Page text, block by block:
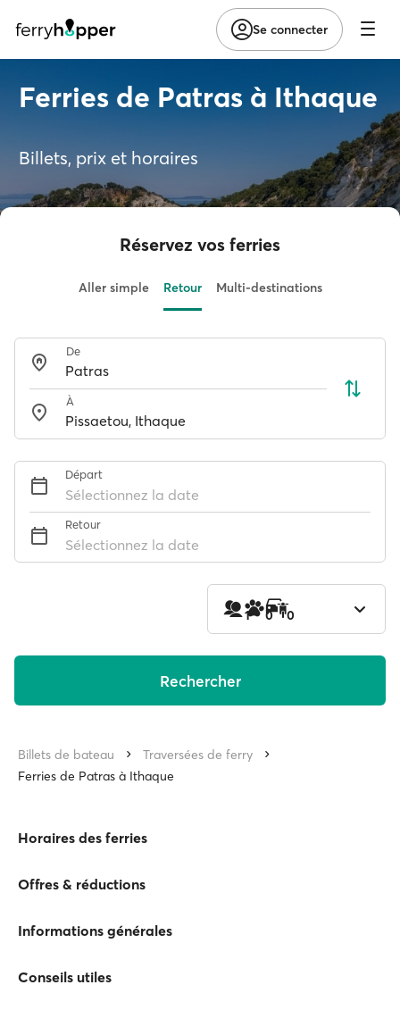
Se connecter
Ferries de Patras à Ithaque
Billets, prix et horaires
Réservez vos ferries
Aller simple Retour Multi-destinations
De
À
Départ
Sélectionnez la date
Retour
Sélectionnez la date
1 0 0
Rechercher
Billets de bateau
Traversées de ferry
Ferries de Patras à Ithaque
Horaires des ferries
Offres & réductions
Informations générales
Conseils utiles